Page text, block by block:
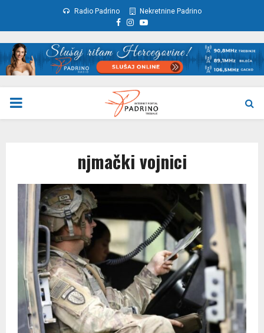
Radio Padrino Nekretnine Padrino
Facebook
Instagram
Youtube
PRIMARY
njmački vojnici